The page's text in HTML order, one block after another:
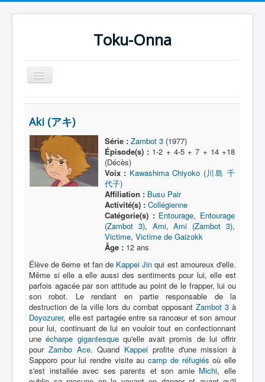
Toku-Onna
Basculer
la
Accueil
Toku-Actrices
Toku-Critiques
Séries
Films
Lexique
Série
Acteur
Équipe
Personnage
Transformation
Aki (アキ)
Série : Zambot 3(1977)
Épisode(s) : 1-2 + 4-5 + 7 + 14 +18
(Décès)
Voix : Kawashima Chiyoko (川島 千
代子)
Affiliation : Busu Pair
Activité(s) : Collégienne
Catégorie(s) : Entourage, Entourage
(Zambot 3), Ami,Ami (Zambot 3),
Victime, Victime de Gaizokk
Âge :12 ans
Élève de 6eme et fan de Kappei Jin qui est amoureux d'elle.
Même si elle a elle aussi des sentiments pour lui, elle est
parfois agacée par son attitude au point de le frapper, lui ou
son robot. Le rendant en partie responsable de la
destruction de la ville lors du combat opposant Zambot 3 à
Doyozurer, elle est partagée entre sa rancœur et son amour
pour lui, continuant de lui en vouloir tout en confectionnant
uneécharpe gigantesquequ'elle avait promis de lui offrir
pour Zambo Ace. Quand Kappei profite d'une mission à
Sapporo pour lui rendre visite aucamp de réfugiés où elle
s'est installée avec ses parents et son amie Michi, elle